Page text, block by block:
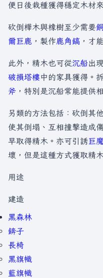
便日後栽種獲得穩定木材
砍倒樺木與橡樹至少需要
爾巨鹿 ，製作鹿角鎬 ，才
此外，精木也可從沉船出
破損塔樓中的家具獲得。
斧 ，特別是沉船常能提供
另類的方法包括：砍倒其
使其倒塌、互相撞擊造成
早取得精木。亦可引誘巨
壞，但是這種方式獲取精
用途
建造
黑森林
錛子
長椅
黑旗幟
藍旗幟